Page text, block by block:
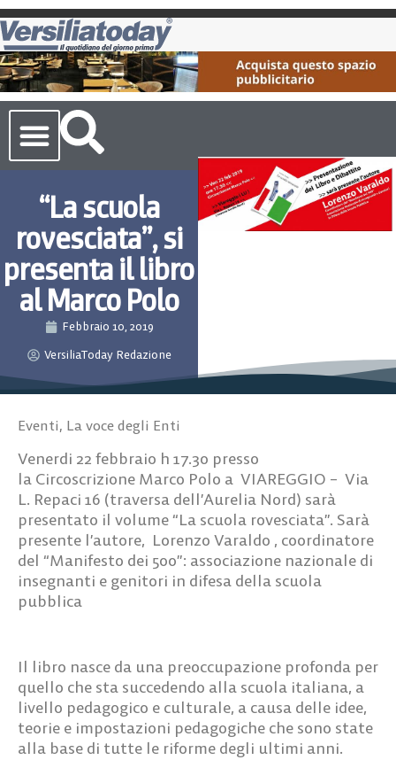
“La scuola
rovesciata”, si
presenta il libro
al Marco Polo
Febbraio 10, 2019
VersiliaToday Redazione
Eventi, La voce degli Enti
Venerdi 22 febbraio h 17.30 presso
la Circoscrizione Marco Polo a VIAREGGIO – Via
L. Repaci 16 (traversa dell’Aurelia Nord) sarà
presentato il volume “La scuola rovesciata”. Sarà
presente l’autore, Lorenzo Varaldo , coordinatore
del “Manifesto dei 500”: associazione nazionale di
insegnanti e genitori in difesa della scuola
pubblica
Il libro nasce da una preoccupazione profonda per
quello che sta succedendo alla scuola italiana, a
livello pedagogico e culturale, a causa delle idee,
teorie e impostazioni pedagogiche che sono state
alla base di tutte le riforme degli ultimi anni.